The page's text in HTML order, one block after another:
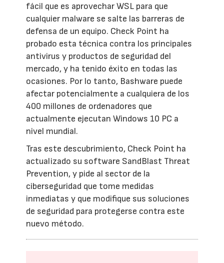
fácil que es aprovechar WSL para que
cualquier malware se salte las barreras de
defensa de un equipo. Check Point ha
probado esta técnica contra los principales
antivirus y productos de seguridad del
mercado, y ha tenido éxito en todas las
ocasiones. Por lo tanto, Bashware puede
afectar potencialmente a cualquiera de los
400 millones de ordenadores que
actualmente ejecutan Windows 10 PC a
nivel mundial.
Tras este descubrimiento, Check Point ha
actualizado su software SandBlast Threat
Prevention, y pide al sector de la
ciberseguridad que tome medidas
inmediatas y que modifique sus soluciones
de seguridad para protegerse contra este
nuevo método.